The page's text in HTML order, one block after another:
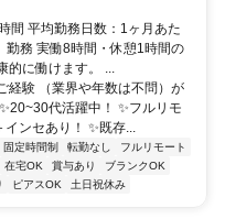
間 平均勤務日数：1ヶ月あた
勤務 実働8時間・休憩1時間の
的に働けます。 ...
験 （業界や年数は不問）が
代活躍中！ ✨フルリモ
ンセあり！ ✨既存...
固定時間制 転勤なし
フルリモート
在宅OK 賞与あり
ブランクOK
ピアスOK 土日祝休み